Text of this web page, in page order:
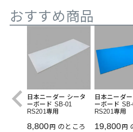
おすすめ商品
日本ニーダー シータ
ーボード SB-01
RS201専用
8,800 のところ
日本ニーダ
ーボード
RS201専用
19,800